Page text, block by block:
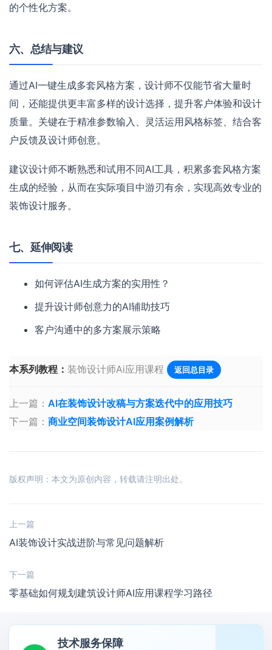
的个性化方案。
六、总结与建议
通过AI一键生成多套风格方案，设计师不仅能节省大量时
间，还能提供更丰富多样的设计选择，提升客户体验和设计
质量。关键在于精准参数输入、灵活运用风格标签、结合客
户反馈及设计师创意。
建议设计师不断熟悉和试用不同AI工具，积累多套风格方案
生成的经验，从而在实际项目中游刃有余，实现高效专业的
装饰设计服务。
七、延伸阅读
如何评估AI生成方案的实用性？
提升设计师创意力的AI辅助技巧
客户沟通中的多方案展示策略
本系列教程： 装饰设计师Ai应用课程 返回总目录
上一篇： AI在装饰设计改稿与方案迭代中的应用技巧
下一篇： 商业空间装饰设计AI应用案例解析
版权声明：本文为原创内容，转载请注明出处。
上一篇
AI装饰设计实战进阶与常见问题解析
下一篇
零基础如何规划建筑设计师AI应用课程学习路径
技术服务保障